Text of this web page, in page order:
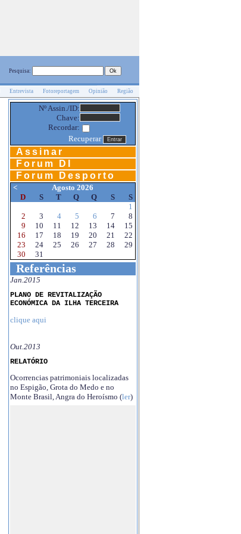
Pesquisa:
Entrevista Fotoreportagem Opinião Região
Nº Assin./ID:
Chave:
Recordar:
Recuperar
Assinar
Forum DI
Forum Desporto
<
Agosto 2026
D
S T Q Q S
S
1
2
3 4 5 6 7
8
9
10 11 12 13 14
15
16
17 18 19 20 21
22
23
24 25 26 27 28
29
30
31
Referências
Jan.2015
PLANO DE REVITALIZAÇÃO
ECONÓMICA DA ILHA TERCEIRA
clique aqui
Out.2013
RELATÓRIO
Ocorrencias patrimoniais localizadas
no Espigão, Grota do Medo e no
Monte Brasil, Angra do Heroísmo (ler)